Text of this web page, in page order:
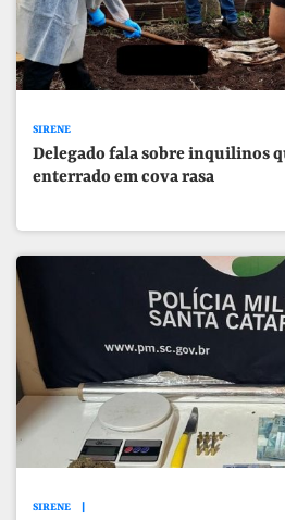
SIRENE
Delegado fala sobre inquilinos
enterrado em cova rasa
SIRENE